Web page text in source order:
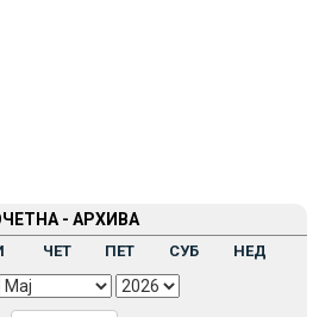
- АРХИВА
ЧЕТ ПЕТ СУБ НЕД